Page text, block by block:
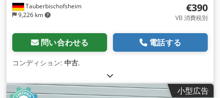
Tauberbischofsheim
9,226 km
€390
VB 消費税別
問い合わせる 電話する
コンディション: 中古,
小型広告